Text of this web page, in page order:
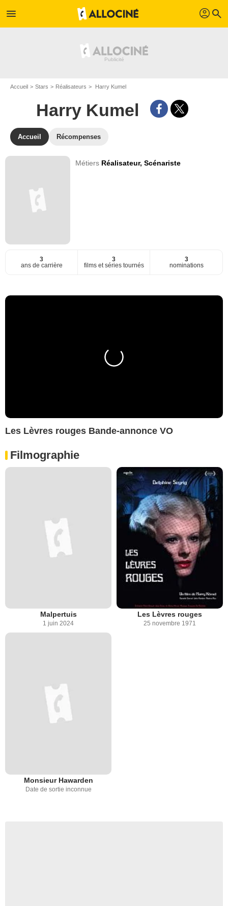
menu profil search
Accueil Stars Réalisateurs Harry Kumel
Harry Kumel
Accueil Récompenses
Métiers Réalisateur,Scénariste
3
ans de carrière
3
films et séries tournés
3
nominations
Les Lèvres rouges Bande-annonce VO
Filmographie
Malpertuis
1 juin 2024
Les Lèvres rouges
25 novembre 1971
Monsieur Hawarden
Date de sortie inconnue